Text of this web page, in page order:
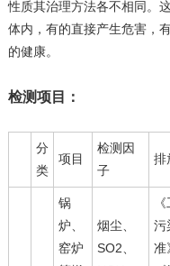
性质其治理方法各不相同。
体内，有的直接产生危害，
的健康。
检测项目：
分
类
项目
检测因
子
排
锅
炉、
窑炉
烟尘、
SO2、
污
准